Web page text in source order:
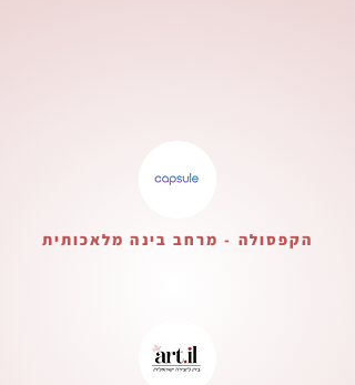
הקפסולה - מרחב בינה מלאכותית